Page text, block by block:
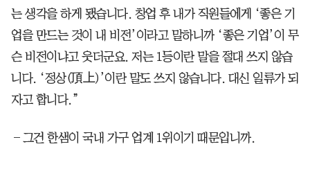
는 생각을 하게 됐습니다. 창업 후 내가 직원들에게 ‘좋은 기
업을 만드는 것이 내 비전’이라고 말하니까 ‘좋은 기업’이 무
슨 비전이냐고 웃더군요. 저는 1등이란 말을 절대 쓰지 않습
니다. ‘정상(頂上)’이란 말도 쓰지 않습니다. 대신 일류가 되
자고 합니다.”
―그건 한샘이 국내 가구 업계 1위이기 때문입니까.